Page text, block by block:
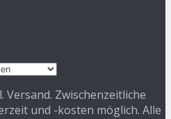
Versand. Zwischenzeitliche
und -kosten möglich. Alle